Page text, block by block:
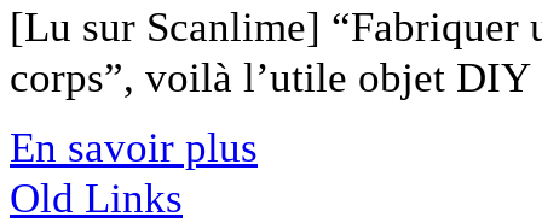
[Lu sur Scanlime] “Fabriquer
corps”, voilà l’utile objet
En savoir plus
Old Links